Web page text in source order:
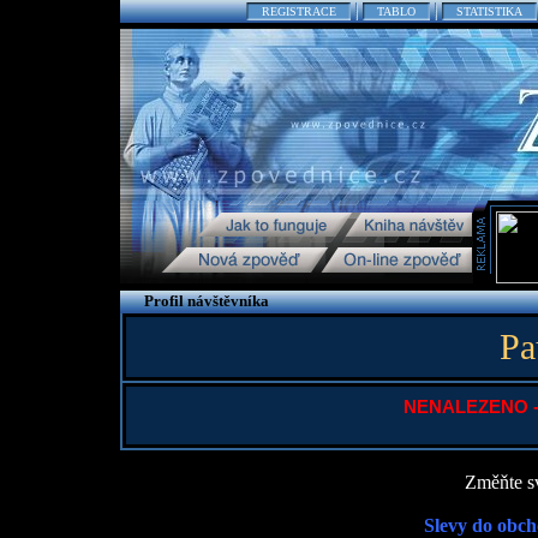
REGISTRACE TABLO STATISTIKA
Profil návštěvníka
NENALEZENO
Změňte
Slevy do